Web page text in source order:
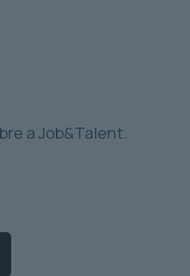
a Job&Talent.